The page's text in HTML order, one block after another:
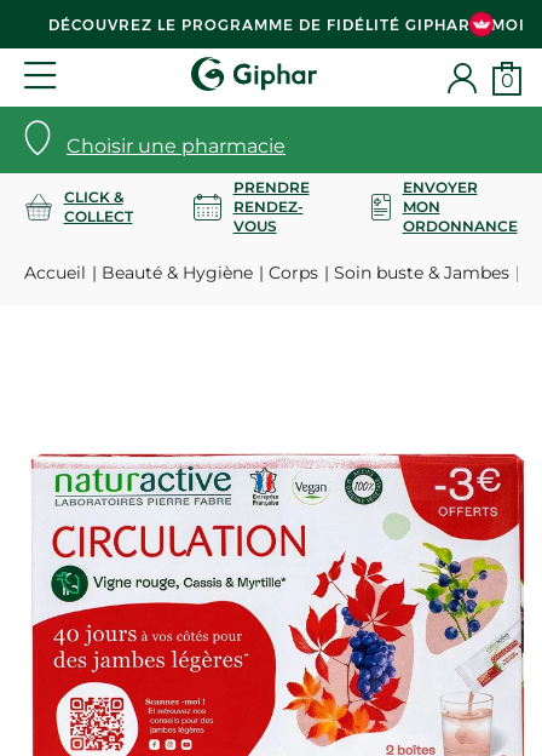
DÉCOUVREZ LE PROGRAMME DE FIDÉLITÉ GIPHAR & MOI
Choisir une pharmacie
0
CLICK &
COLLECT
PRENDRE
RENDEZ-
VOUS
ENVOYER
MON
ORDONNANCE
Accueil Beauté & Hygiène Corps Soin buste & Jambes